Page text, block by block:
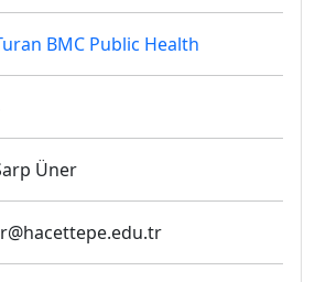
BMC Public Health
Üner